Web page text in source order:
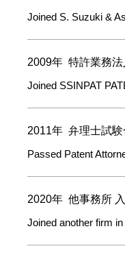
Joined S. Suzuki &
2009年 特許業務
Joined SSINPAT
2011年 弁理士試験
Passed Patent
2020年 他事務所
Joined another firm in